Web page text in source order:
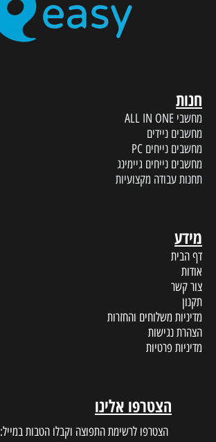
חנות
מחשבי ALL IN ONE
מחשבים ניידים
מחשבים נייחים PC
מחשבים נייחים גיימינג
תחנות עבודה מקצועיות
מידע
דף הבית
אודות
צור קשר
תקנון
מדיניות משלוחים והחזרות
הצהרת נגישות
מדיניות פרטיות
הצטרפו אלינו
הצטרפו לרשימת התפוצה וקבלו הטבות במייל: